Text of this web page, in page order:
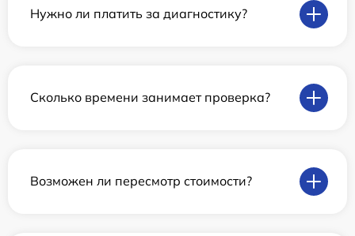
Нужно ли платить за диагностику?
Сколько времени занимает проверка?
Возможен ли пересмотр стоимости?